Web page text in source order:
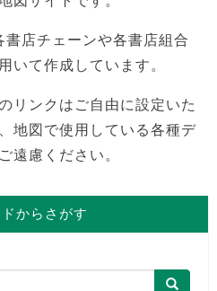
店チェーンや各書店組合
いて作成しています。
リンクはご自由に設定いた
地図で使用している各種デ
遠慮ください。
からさがす